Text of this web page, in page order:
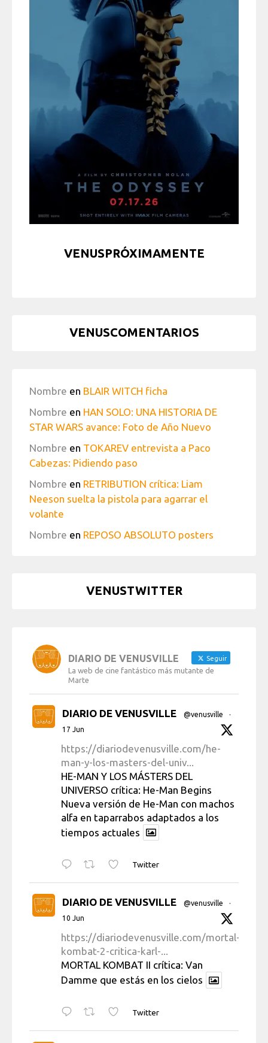
VENUSPRÓXIMAMENTE
VENUSCOMENTARIOS
Nombre en BLAIR WITCH ficha
Nombre en HAN SOLO: UNA HISTORIA DE
STAR WARS avance: Foto de Año Nuevo
Nombre en TOKAREV entrevista a Paco
Cabezas: Pidiendo paso
Nombre en RETRIBUTION crítica: Liam
Neeson suelta la pistola para agarrar el
volante
Nombre en REPOSO ABSOLUTO posters
VENUSTWITTER
DIARIO DE VENUSVILLE Seguir
La web de cine fantástico más mutante de
Marte
DIARIO DE VENUSVILLE @venusville
·
17 Jun
https://diariodevenusville.com/he-
man-y-los-masters-del-univ...
HE-MAN Y LOS MÁSTERS DEL
UNIVERSO crítica: He-Man Begins
Nueva versión de He-Man con machos
alfa en taparrabos adaptados a los
tiempos actuales
Twitter
DIARIO DE VENUSVILLE @venusville
·
10 Jun
https://diariodevenusville.com/mortal-
kombat-2-critica-karl-...
MORTAL KOMBAT II crítica: Van
Damme que estás en los cielos
Twitter